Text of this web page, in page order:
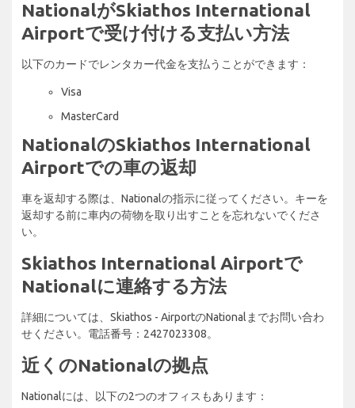
NationalがSkiathos International
Airportで受け付ける支払い方法
以下のカードでレンタカー代金を支払うことができます：
Visa
MasterCard
NationalのSkiathos International
Airportでの車の返却
車を返却する際は、Nationalの指示に従ってください。キーを
返却する前に車内の荷物を取り出すことを忘れないでくださ
い。
Skiathos International Airportで
Nationalに連絡する方法
詳細については、Skiathos - AirportのNationalまでお問い合わ
せください。電話番号：2427023308。
近くのNationalの拠点
Nationalには、以下の2つのオフィスもあります：